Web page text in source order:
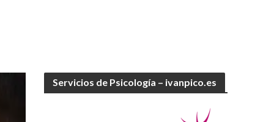
Servicios de Psicología – ivanpico.es